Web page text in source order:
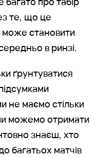
те, що це
може становити
в ринзі.
ґрунтуватися
не маємо стільки
можемо отримати
знаєш, хто
багатьох матчів